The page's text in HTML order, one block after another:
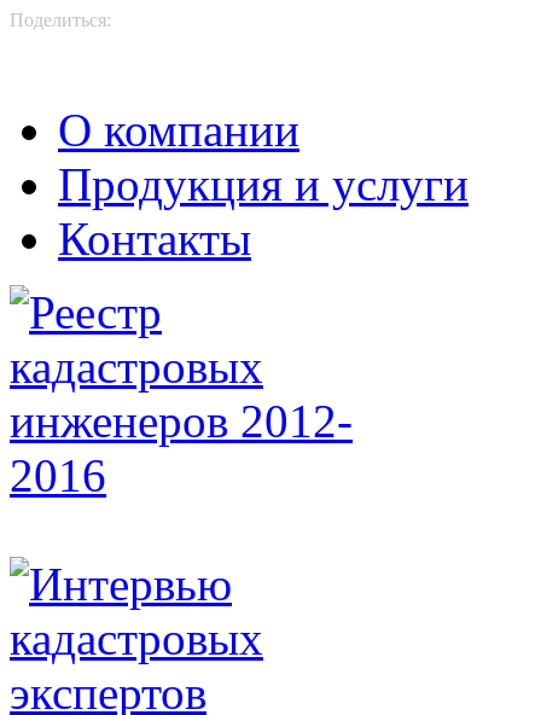
Поделиться:
О компании
Продукция и услуги
Контакты